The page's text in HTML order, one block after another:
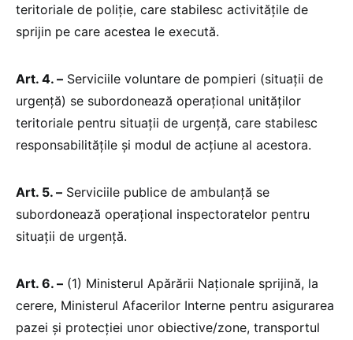
teritoriale de poliție, care stabilesc activitățile de
sprijin pe care acestea le execută.
Art. 4. – Serviciile voluntare de pompieri (situații de
urgență) se subordonează operațional unităților
teritoriale pentru situații de urgență, care stabilesc
responsabilitățile și modul de acțiune al acestora.
Art. 5. – Serviciile publice de ambulanță se
subordonează operațional inspectoratelor pentru
situații de urgență.
Art. 6. – (1) Ministerul Apărării Naționale sprijină, la
cerere, Ministerul Afacerilor Interne pentru asigurarea
pazei și protecției unor obiective/zone, transportul